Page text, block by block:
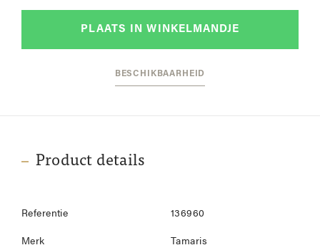
PLAATS IN WINKELMANDJE
BESCHIKBAARHEID
Product details
Referentie 136960
Merk Tamaris